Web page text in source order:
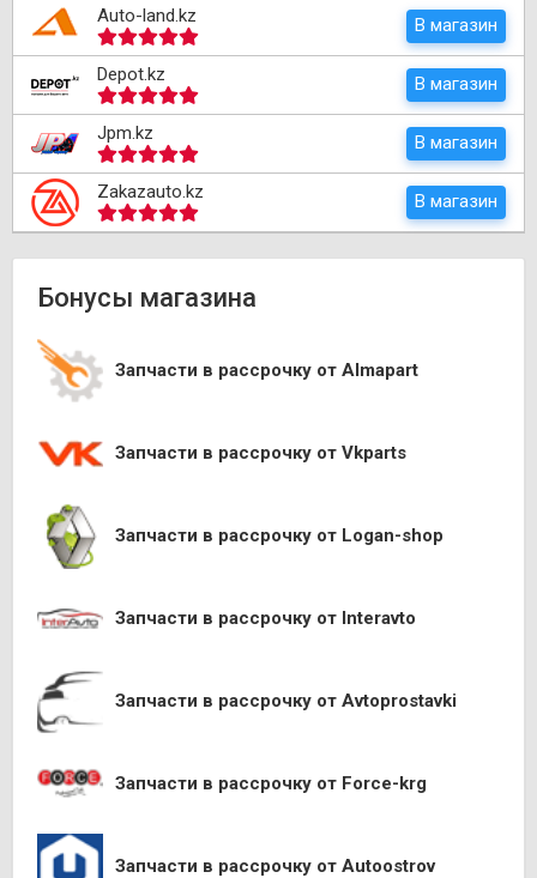
Auto-land.kz В магазин
Depot.kz В магазин
Jpm.kz В магазин
Zakazauto.kz В магазин
Бонусы магазина
Запчасти в рассрочку от Almapart
Запчасти в рассрочку от Vkparts
Запчасти в рассрочку от Logan-shop
Запчасти в рассрочку от Interavto
Запчасти в рассрочку от Avtoprostavki
Запчасти в рассрочку от Force-krg
Запчасти в рассрочку от Autoostrov